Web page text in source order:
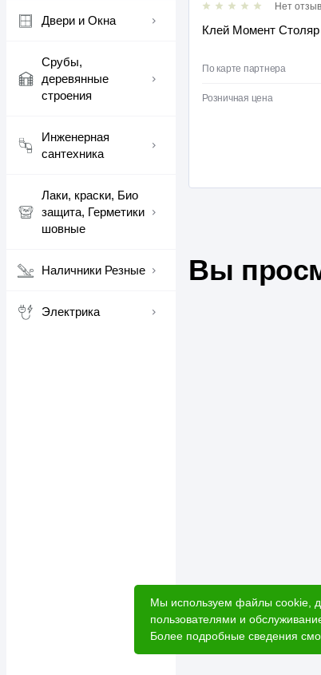
Двери и Окна
Срубы,
деревянные
строения
Инженерная
сантехника
Лаки, краски, Био
защита, Герметики
шовные
Наличники Резные
Электрика
Нет
Клей Момент Столяр
По карте партнера
Розничная цена
Вы
Мы используем файлы cookie,
пользователями и
Более подробные сведения